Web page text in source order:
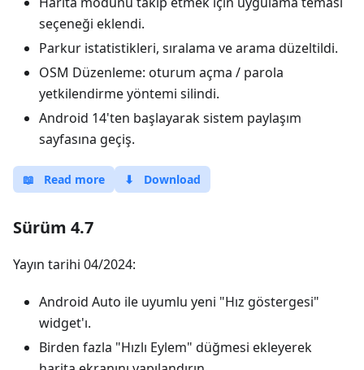
seçeneği eklendi.
Parkur istatistikleri, sıralama ve arama düzeltildi.
OSM Düzenleme: oturum açma / parola
yetkilendirme yöntemi silindi.
Android 14'ten başlayarak sistem paylaşım
sayfasına geçiş.
📖 Read more ⬇ Download
Sürüm 4.7
Yayın tarihi 04/2024:
Android Auto ile uyumlu yeni "Hız göstergesi"
widget'ı.
Birden fazla "Hızlı Eylem" düğmesi ekleyerek